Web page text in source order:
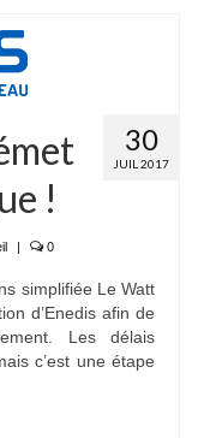
30
JUIL 2017
!
| 0
simplifiée Le Watt
d’Enedis afin de
Les délais
c’est une étape